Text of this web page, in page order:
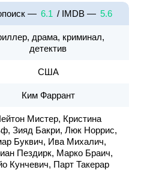
— 6.1 / IMDB — 5.6
драма, криминал,
детектив
США
Ким Фаррант
Мистер, Кристина
Зияд Бакри, Люк Норрис,
Буквич, Ива Михалич,
Пездирк, Марко Браич,
Кунчевич, Парт Такерар